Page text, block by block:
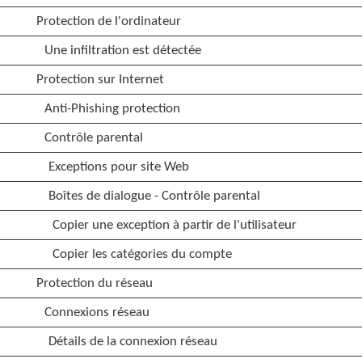
Protection de l'ordinateur
Une infiltration est détectée
Protection sur Internet
Anti-Phishing protection
Contrôle parental
Exceptions pour site Web
Boîtes de dialogue - Contrôle parental
Copier une exception à partir de l'utilisateur
Copier les catégories du compte
Protection du réseau
Connexions réseau
Détails de la connexion réseau